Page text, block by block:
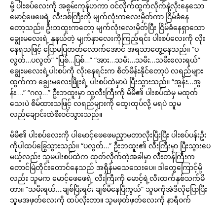
မို့ ပါးစပ်လေးကို အစွမ်းကုန်ဟကာ ဝင်လိုက်ထွက်လိုက်နဲ့လိုးနေသော
မောင့်ဖေဖေရဲ့ လီးဒစ်ကြီးကို မျက်လုံးကလေးမှိတ်ကာ ငြိမ်ခံနေ
တော့သည်။ ဦးဘထူးကတော့ မျက်လုံးလေးမှိတ်ပြီး ငြိမ်ခံနေရှာသော
ချွေးမလေးရဲ့ နုနယ်တဲ့ မျက်နှာလေးကိုကြည့်ရင်း ပါးစပ်လေးကို လိုး
နေရသဖြင့် ပြောမပြတတ်လောက်အောင် အရသာတွေ့နေသည်။ “ပ
လွတ်…ပလွတ်” “ပြစ်…ပြစ်…” “အား…သမီး…သမီး…သမီးလေးရယ်”
ချွေးမလေးရဲ့ပါးစပ်ကို လိုးနေရင်းက စိတ်မိန်းနိုင်တော့ပဲ လရည်များ
ထွက်ကာ ချွေးမလေးဖြိုးရဲ့ ပါးစပ်ထဲမှာပဲ ပြီးသွားသည်။ “အွန်း…အွ
န်း….” “ဂလု…” ဦးဘထူးမှာ သူ့လီးကြီးကို မိမိ၏ ပါးစပ်ထဲမှ မထုတ်
သေးပဲ စိမ်ထားသဖြင့် လရည်များကို ထွေးထုပ်လို့ မရပဲ သူမ
လည်ချောင်းထဲစီးဝင်သွားသည်။
မိမိ၏ ပါးစပ်လေးကို ပါမောင့်ဖေဖေမညှာမတာလိုးပြီးပြီး ပါးစပ်ပန်းဦး
ကိုပါထပ်ခြွေသွားသည်။ “ပလွတ်…” ဦးဘထူး၏ လီးကြီးမှာ ပြီးသွားပေ
မယ့်လည်း သူမပါးစပ်ထဲက ထုတ်လိုက်တဲ့အခါမှာ လီးတန်ကြီးက
တောင်မြဲတိုင်းတောင်နေသည် အရှိန်မသေသေးပေ။ ဒါတွေကြောင့်မို့
လည်း သူမက မောင့်ဖေဖေရဲ့ လီးကြီးကို မောင့်ရဲ့လီးထက်နှစ်သက်မိ
တာ။ “သမီးရယ်….ချစ်ပြီးရင်း ချစ်မိနေပြီကွယ်” သူမကိုအဲဒီလိုပြောပြီး
သူမအဖုတ်လေးကို ထပ်လိုးတာ။ သူမဖုတ်ဖုတ်လေးကို နာရီဝက်